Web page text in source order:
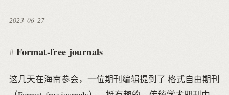
2023-06-27
Format-free journals
这几天在海南参会，一位期刊编辑提到了 格式自由期刊